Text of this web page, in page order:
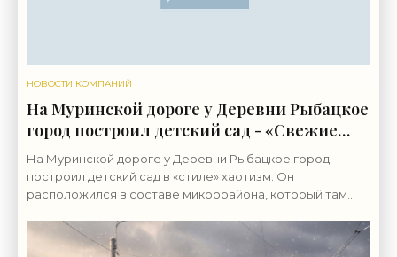
НОВОСТИ КОМПАНИЙ
На Муринской дороге у Деревни Рыбацкое
город построил детский сад - «Свежие
новости строительства»
На Муринской дороге у Деревни Рыбацкое город
построил детский сад в «стиле» хаотизм. Он
расположился в составе микрорайона, который там
«Ручьи»